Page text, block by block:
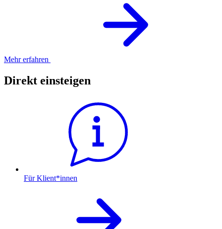
Mehr erfahren
Direkt einsteigen
Für Klient*innen